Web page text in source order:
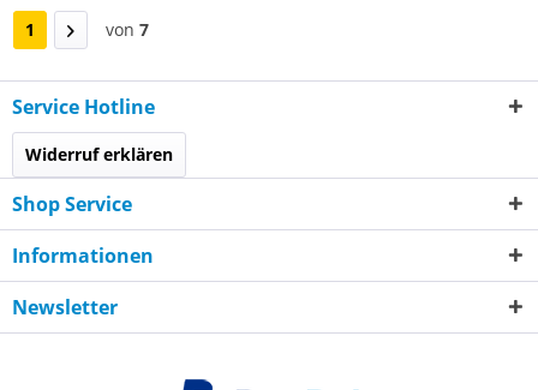
1 von 7
Service Hotline
Widerruf erklären
Shop Service
Informationen
Newsletter